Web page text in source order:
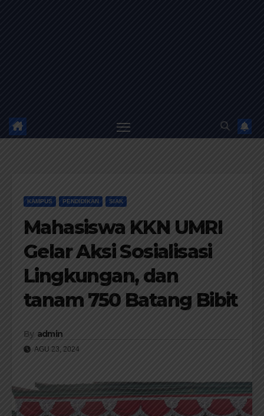
KAMPUS PENDIDIKAN SIAK
Mahasiswa KKN UMRI
Gelar Aksi Sosialisasi
Lingkungan, dan
tanam 750 Batang Bibit
By admin
AGU 23, 2024